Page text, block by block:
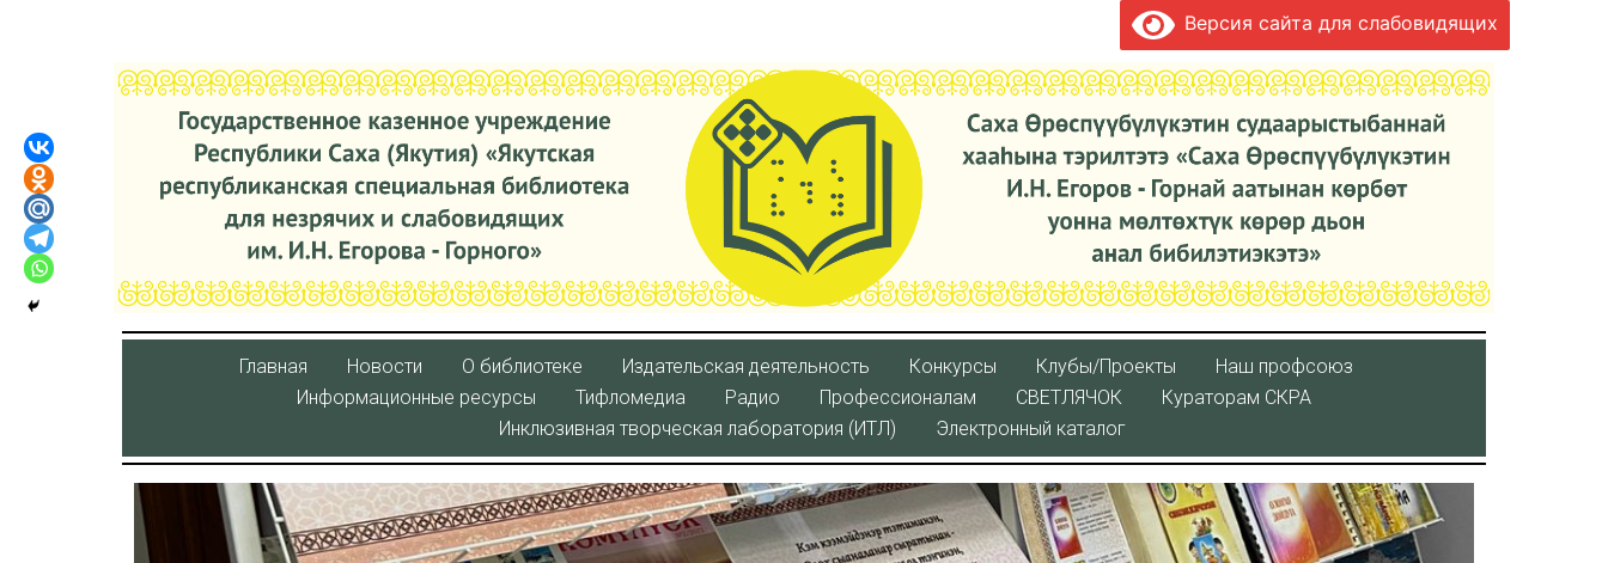
Версия сайта для слабовидящих
Главная Новости О библиотеке Издательская деятельность Конкурсы Клубы/Проекты
Наш профсоюз
Информационные ресурсы
Тифломедиа Радио Профессионалам СВЕТЛЯЧОК
Кураторaм СКРА
Инклюзивная творческая лаборатория (ИТЛ)
Электронный каталог